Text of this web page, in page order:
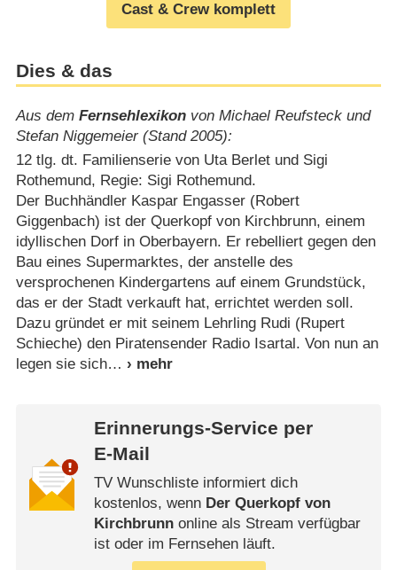
Cast & Crew komplett
Dies & das
Aus dem Fernsehlexikonvon Michael Reufsteck und
Stefan Niggemeier (Stand 2005):
12 tlg. dt. Familienserie von Uta Berlet und Sigi
Rothemund, Regie: Sigi Rothemund.
Der Buchhändler Kaspar Engasser (Robert
Giggenbach) ist der Querkopf von Kirchbrunn, einem
idyllischen Dorf in Oberbayern. Er rebelliert gegen den
Bau eines Supermarktes, der anstelle des
versprochenen Kindergartens auf einem Grundstück,
das er der Stadt verkauft hat, errichtet werden soll.
Dazu gründet er mit seinem Lehrling Rudi (Rupert
Schieche) den Piratensender Radio Isartal. Von nun an
legen sie sich
Erinnerungs-Service per
E-Mail
TV Wunschliste informiert dich
kostenlos, wenn Der Querkopf von
Kirchbrunnonline als Stream verfügbar
ist oder im Fernsehen läuft.